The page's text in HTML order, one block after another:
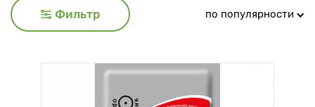
Фильтр по популярности